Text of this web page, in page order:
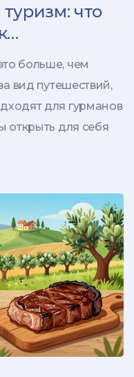
что
больше, чем
вид путешествий,
для гурманов
открыть для себя